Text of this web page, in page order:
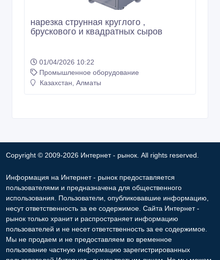
нарезка струнная круглого ,
брускового и квадратных сыров
01/04/2026 10:22
Промышленное оборудование
Казахстан, Алматы
Copyright © 2009-2026 Интернет - рынок. All rights reserved.
Информация на Интернет - рынок предоставляется
пользователями и предназначена для общественного
использования. Пользователи, опубликовавшие информацию,
несут ответственность за ее содержимое. Сайта Интернет -
рынок только хранит и распространяет информацию
пользователей и не несет ответственность за ее содержимое.
Мы не продаем и не предоставляем во временное
пользование частную информацию зарегистрированных